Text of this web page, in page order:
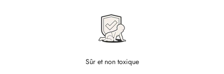
Sûr et non toxique